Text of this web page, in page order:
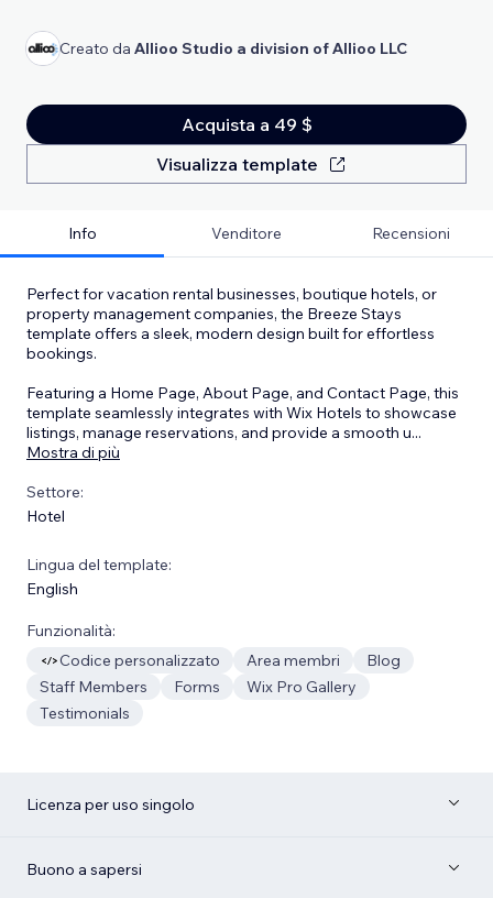
Creato da Allioo Studio a division of Allioo LLC
Acquista a 49 $
Visualizza template
Info Venditore Recensioni
Perfect for vacation rental businesses, boutique hotels, or
property management companies, the Breeze Stays
template offers a sleek, modern design built for effortless
bookings.
Featuring a Home Page, About Page, and Contact Page, this
template seamlessly integrates with Wix Hotels to showcase
listings, manage reservations, and provide a smooth u...
Mostra di più
Settore:
Hotel
Lingua del template:
English
Funzionalità:
Codice personalizzato
Area membri
Blog
Staff Members
Forms
Wix Pro Gallery
Testimonials
Licenza per uso singolo
Buono a sapersi